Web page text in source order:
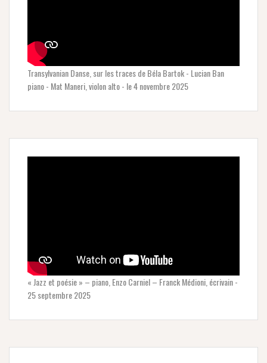
Transylvanian Danse, sur les traces de Béla Bartok - Lucian Ban
piano - Mat Maneri, violon alto - le 4 novembre 2025
« Jazz et poésie » – piano, Enzo Carniel – Franck Médioni, écrivain -
25 septembre 2025